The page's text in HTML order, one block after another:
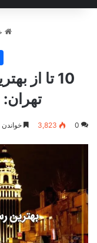
10 تا از
0
3,823 خواندن این